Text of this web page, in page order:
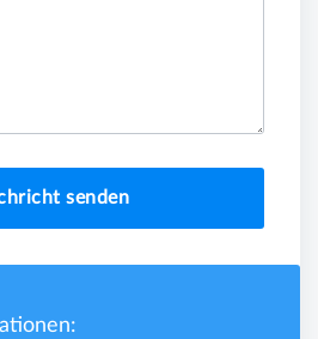
senden